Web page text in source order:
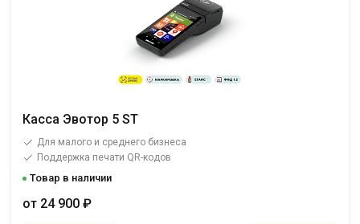
Касса Эвотор 5 ST
Для малого и среднего бизнеса
Поддержка печати QR-кодов
Товар в наличии
от 24 900 ₽